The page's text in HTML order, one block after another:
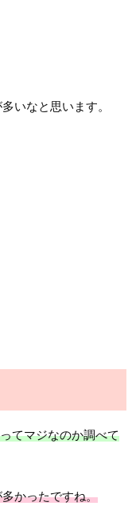
いなと思います。
てマジなのか調べて
かったですね。